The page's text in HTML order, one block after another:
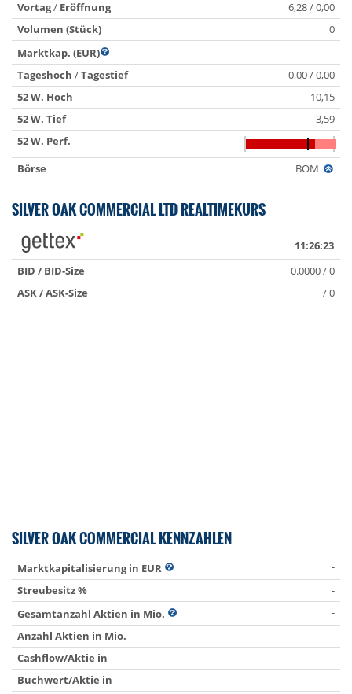
Vortag/ Eröffnung
6,28 / 0,00
Volumen (Stück)
0
Marktkap. (EUR)
Tageshoch /Tagestief
0,00 / 0,00
52 W. Hoch
10,15
52 W. Tief
3,59
52 W. Perf.
Börse
BOM
SILVER OAK COMMERCIAL LTD REALTIMEKURS
11:26:23
BID / BID-Size
0.0000 / 0
ASK / ASK-Size
/ 0
SILVER OAK COMMERCIAL KENNZAHLEN
Marktkapitalisierung in EUR
-
Streubesitz %
-
Gesamtanzahl Aktien in Mio.
-
Anzahl Aktien in Mio.
-
Cashflow/Aktie in
-
Buchwert/Aktie in
-